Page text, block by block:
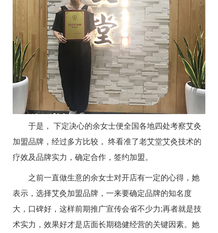
于是， 下定决心的余女士便全国各地四处考察艾灸
加盟品牌，经过多方比较， 终看准了老艾堂艾灸技术的
疗效及品牌实力，确定合作，签约加盟。
之前一直做生意的余女士对开店有一定的心得，她
表示，选择艾灸加盟品牌，一来要确定品牌的知名度
大，口碑好，这样前期推广宣传会省不少力;再者就是技
术实力，效果好才是店面长期稳健经营的关键因素。她